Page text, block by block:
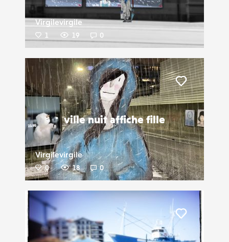
Virgilevirgile
1 19 0
ville nuit affiche fille
Virgilevirgile
0 18 0
Liker
Liker